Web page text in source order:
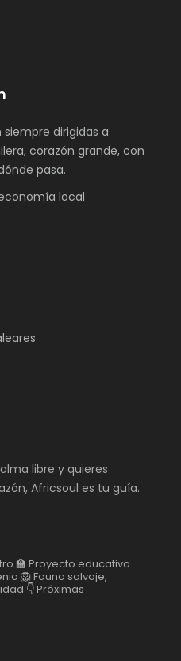
siempre dirigidas a
corazón grande, con
pasa.
local
libre y quieres
Africsoul es tu guía.
🏫 Proyecto educativo
🦁 Fauna salvaje,
👇 Próximas